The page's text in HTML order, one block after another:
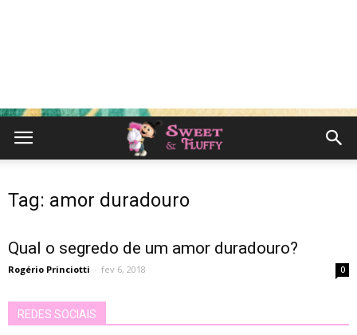
Tag: amor duradouro
Qual o segredo de um amor duradouro?
Rogério Princiotti - fev 6, 2018 0
REDES SOCIAIS